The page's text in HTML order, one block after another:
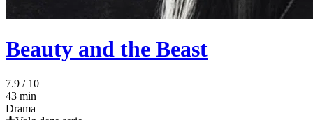
Beauty and the Beast
7.9 / 10
43 min
Drama